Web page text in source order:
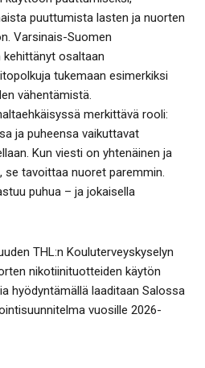
puuttumista lasten ja nuorten
Varsinais-Suomen
kehittänyt osaltaan
tukemaan esimerkiksi
vähentämistä.
merkittävä rooli:
ja puheensa vaikuttavat
Kun viesti on yhtenäinen ja
tavoittaa nuoret paremmin.
puhua – ja jokaisella
THL:n Kouluterveyskyselyn
nikotiinituotteiden käytön
hyödyntämällä laaditaan Salossa
vuosille 2026-